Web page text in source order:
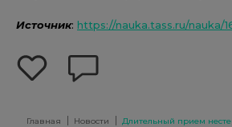
Источник: https://nauka.tass.ru/nauka/
добавить
себе
Главная Новости Длительный прием